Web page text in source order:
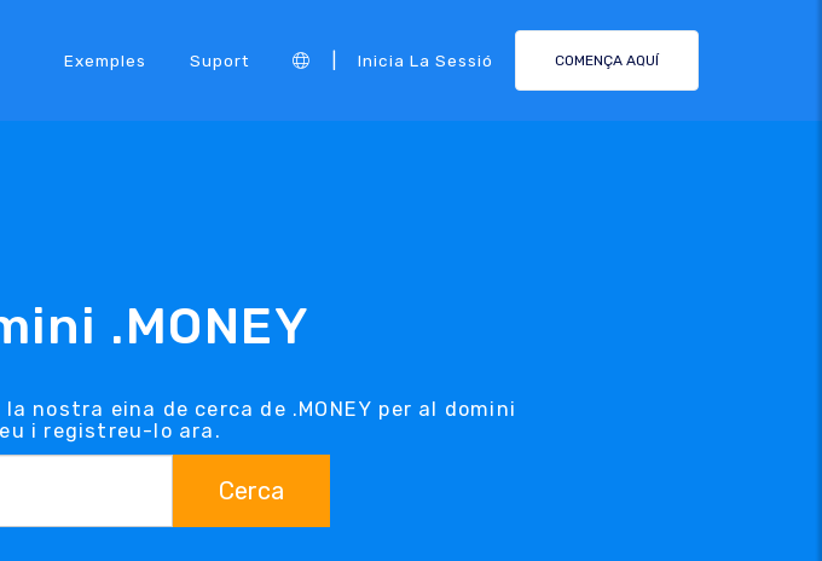
Exemples Suport Inicia La Sessió COMENÇA AQUÍ
.MONEY
nostra eina de cerca de .MONEY per al domini
i registreu-lo ara.
Cerca